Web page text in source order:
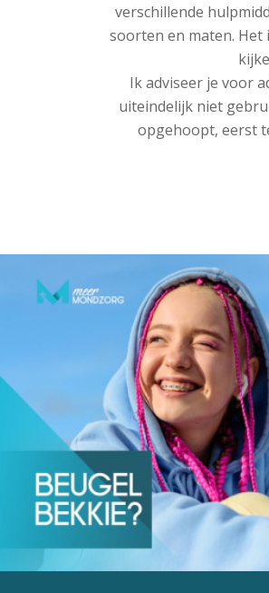
verschillende
soorten en maten.
Ik adviseer je voor
uiteindelijk niet
opgehoopt, eerst